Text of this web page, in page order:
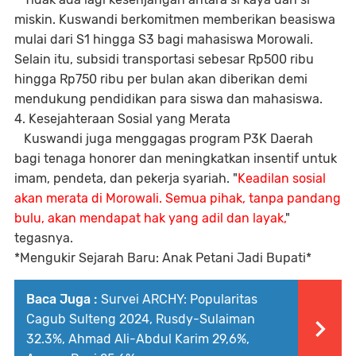
miskin. Kuswandi berkomitmen memberikan beasiswa
mulai dari S1 hingga S3 bagi mahasiswa Morowali.
Selain itu, subsidi transportasi sebesar Rp500 ribu
hingga Rp750 ribu per bulan akan diberikan demi
mendukung pendidikan para siswa dan mahasiswa.
4. Kesejahteraan Sosial yang Merata
Kuswandi juga menggagas program P3K Daerah
bagi tenaga honorer dan meningkatkan insentif untuk
imam, pendeta, dan pekerja syariah. "Keadilan sosial
akan merata di Morowali. Semua pihak, tanpa pandang
bulu, akan mendapat hak yang adil dan layak,"
tegasnya.
*Mengukir Sejarah Baru: Anak Petani Jadi Bupati*
Baca Juga : Survei ARCHY: Popularitas
Cagub Sulteng 2024, Rusdy-Sulaiman
32.3%, Ahmad Ali-Abdul Karim 29,6%,